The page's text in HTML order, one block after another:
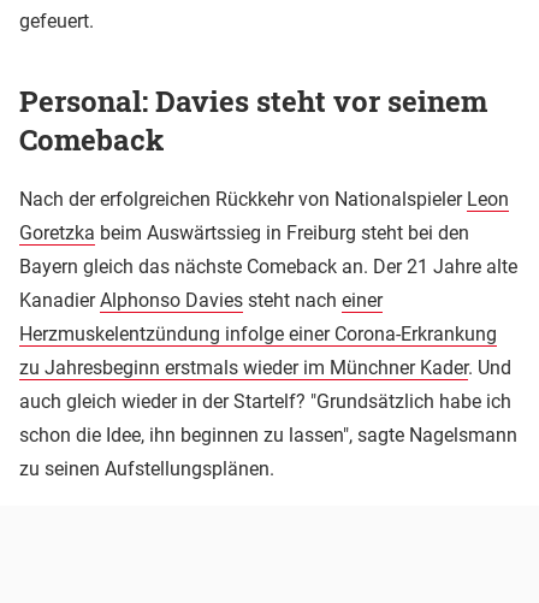
gefeuert.
Personal: Davies steht vor seinem
Comeback
Nach der erfolgreichen Rückkehr von Nationalspieler Leon
Goretzka beim Auswärtssieg in Freiburg steht bei den
Bayern gleich das nächste Comeback an. Der 21 Jahre alte
KanadierAlphonso Davies steht nach einer
Herzmuskelentzündung infolge einer Corona-Erkrankung
zu Jahresbeginn erstmals wieder im Münchner Kader. Und
auch gleich wieder in der Startelf? "Grundsätzlich habe ich
schon die Idee, ihn beginnen zu lassen", sagte Nagelsmann
zu seinen Aufstellungsplänen.